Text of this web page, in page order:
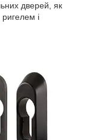
дверей, як
ригелем і